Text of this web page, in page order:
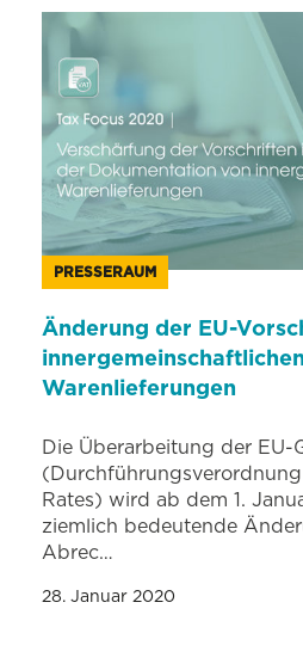
PRESSERAUM
Änderung der EU-
innergemeinschaftlichen
Warenlieferungen
Die Überarbeitung der EU-
(Durchführungsverordnung
Rates) wird ab dem 1.
ziemlich bedeutende
Abrec…
28. Januar 2020